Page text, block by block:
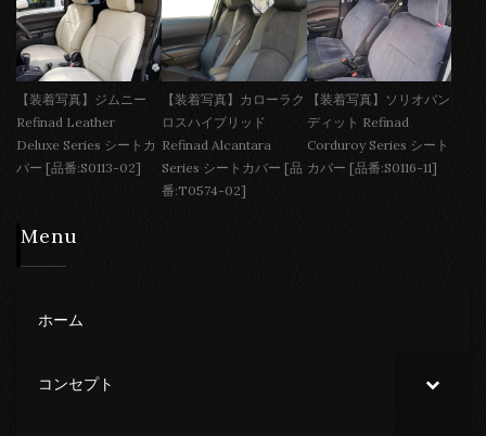
【装着写真】ジムニー
Refinad Leather
Deluxe Series シートカ
バー [品番:S0113-02]
【装着写真】カローラク
ロスハイブリッド
Refinad Alcantara
Series シートカバー [品
番:T0574-02]
【装着写真】ソリオバン
ディット Refinad
Corduroy Series シート
カバー [品番:S0116-11]
Menu
ホーム
コンセプト